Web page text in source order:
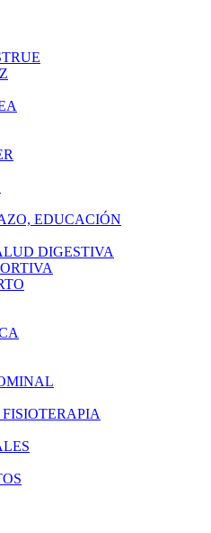
EDUCACIÓN
DIGESTIVA